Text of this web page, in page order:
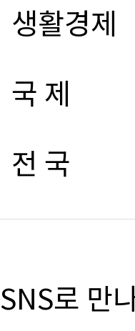
생활경제
국 제
전 국
SNS로 만